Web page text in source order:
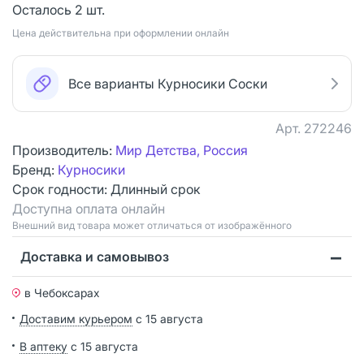
Осталось 2 шт.
Цена действительна при оформлении онлайн
Все варианты Курносики Соски
Арт. 272246
Производитель: Мир Детства, Россия
Бренд: Курносики
Срок годности: Длинный срок
Доступна оплата онлайн
Bнешний вид товара может отличаться от изображённого
Доставка и самовывоз
в Чебоксарах
Доставим курьером с 15 августа
В аптеку с 15 августа